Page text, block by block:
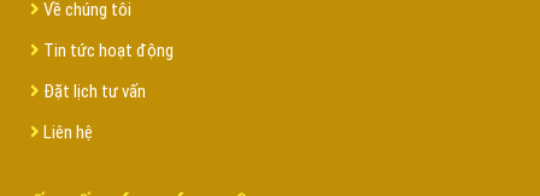
Về chúng tôi
Tin tức hoạt động
Đặt lịch tư vấn
Liên hệ